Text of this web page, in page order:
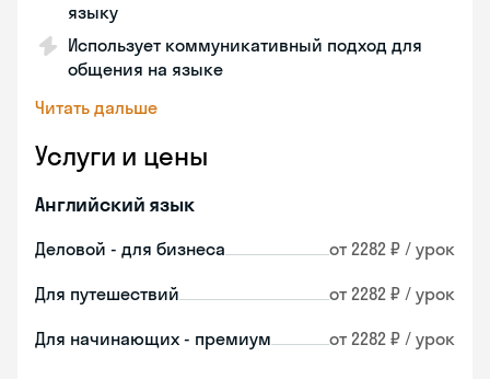
языку
Использует коммуникативный подход для
общения на языке
Читать дальше
Услуги и цены
Английский язык
Деловой - для бизнеса от 2282 ₽ / урок
Для путешествий от 2282 ₽ / урок
Для начинающих - премиум от 2282 ₽ / урок